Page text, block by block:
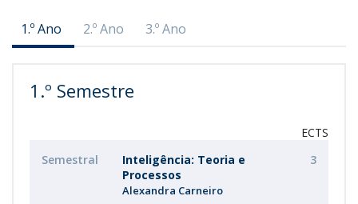
1.º Ano 2.º Ano 3.º Ano
1.º Semestre
ECTS
Semestral
Inteligência: Teoria e
Processos
Alexandra Carneiro
3